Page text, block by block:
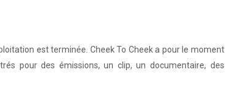
est terminée. Cheek To Cheek a pour le moment
pour des émissions, un clip, un documentaire, des